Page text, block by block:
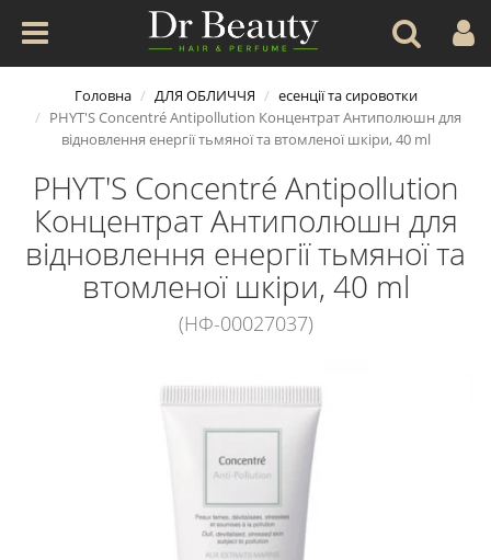
Головна ДЛЯ ОБЛИЧЧЯ
есенції та сировотки
PHYT'S Concentré Antipollution Концентрат Антиполюшн для
відновлення енергії тьмяної та втомленої шкіри, 40 ml
PHYT'S Concentré Antipollution
Концентрат Антиполюшн для
відновлення енергії тьмяної та
втомленої шкіри, 40 ml
(НФ-00027037)